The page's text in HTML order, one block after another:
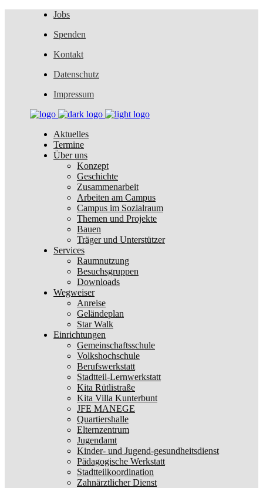
Jobs
Spenden
Kontakt
Datenschutz
Impressum
Aktuelles
Termine
Über uns
Konzept
Geschichte
Zusammenarbeit
Arbeiten am Campus
Campus im Sozialraum
Themen und Projekte
Bauen
Träger und Unterstützer
Services
Raumnutzung
Besuchsgruppen
Downloads
Wegweiser
Anreise
Geländeplan
Star Walk
Einrichtungen
Gemeinschaftsschule
Volkshochschule
Berufswerkstatt
Stadtteil-Lernwerkstatt
Kita Rütlistraße
Kita Villa Kunterbunt
JFE MANEGE
Quartiershalle
Elternzentrum
Jugendamt
Kinder- und Jugend-gesundheitsdienst
Pädagogische Werkstatt
Stadtteilkoordination
Zahnärztlicher Dienst